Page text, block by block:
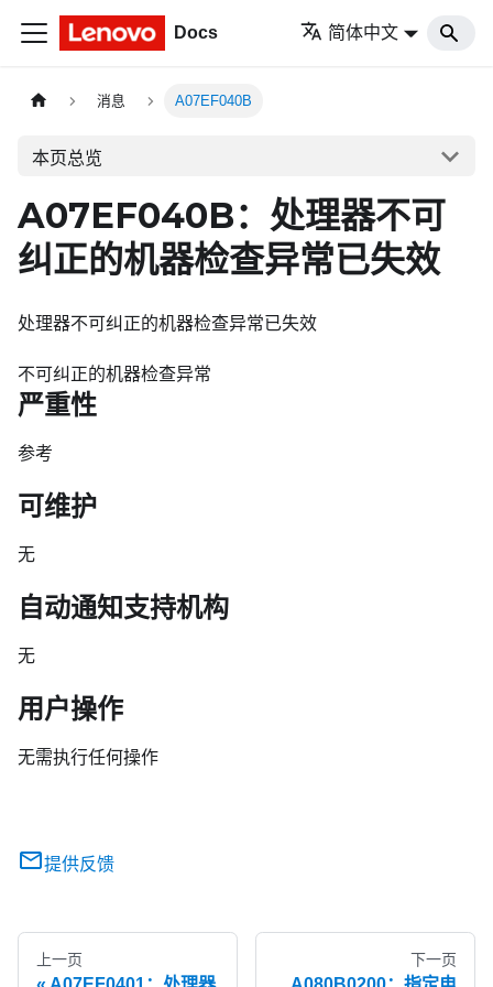
Docs 简体中文
消息 A07EF040B
本页总览
A07EF040B：处理器不可
纠正的机器检查异常已失效
处理器不可纠正的机器检查异常已失效
不可纠正的机器检查异常
严重性
参考
可维护
无
自动通知支持机构
无
用户操作
无需执行任何操作
提供反馈
上一页 下一页